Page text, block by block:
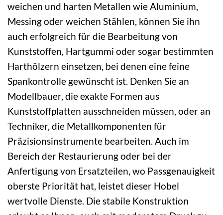
weichen und harten Metallen wie Aluminium,
Messing oder weichen Stählen, können Sie ihn
auch erfolgreich für die Bearbeitung von
Kunststoffen, Hartgummi oder sogar bestimmten
Harthölzern einsetzen, bei denen eine feine
Spankontrolle gewünscht ist. Denken Sie an
Modellbauer, die exakte Formen aus
Kunststoffplatten ausschneiden müssen, oder an
Techniker, die Metallkomponenten für
Präzisionsinstrumente bearbeiten. Auch im
Bereich der Restaurierung oder bei der
Anfertigung von Ersatzteilen, wo Passgenauigkeit
oberste Priorität hat, leistet dieser Hobel
wertvolle Dienste. Die stabile Konstruktion